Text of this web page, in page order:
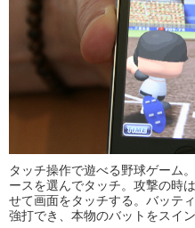
タッチ操作で遊べる野球ゲーム
ースを選んでタッチ。攻撃の時
せて画面をタッチする。バッテ
強打でき、本物のバットをスイ